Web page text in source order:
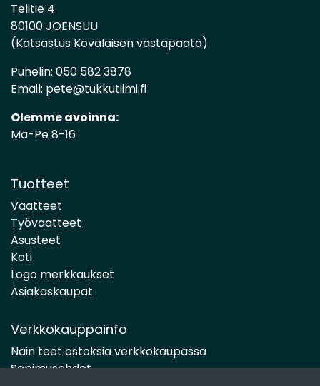
Telitie 4
80100 JOENSUU
(Katsastus Kovalaisen vastapäätä)
Puhelin: 050 582 3878
Email: pete@tukkutiimi.fi
Olemme avoinna:
Ma-Pe 8-16
Tuotteet
Vaatteet
Työvaatteet
Asusteet
Koti
Logo merkkaukset
Asiakaskaupat
Verkkokauppainfo
Näin teet ostoksia verkkokaupassa
Sopimusehdot